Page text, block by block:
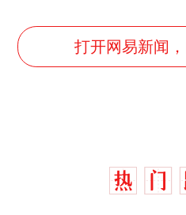
打开网易新闻